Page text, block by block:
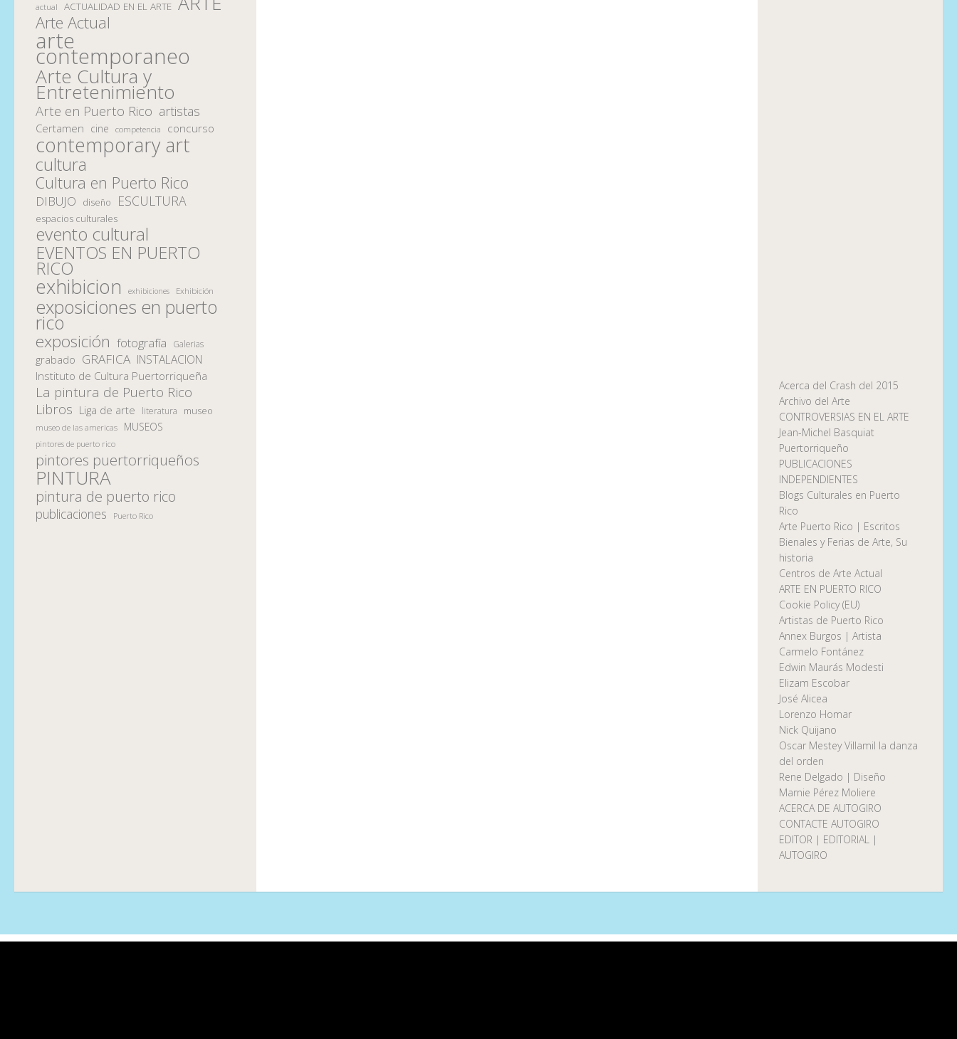
actual ACTUALIDAD EN EL ARTE
Arte Actual
arte
contemporaneo
Arte Cultura y
Entretenimiento
Arte en Puerto Rico artistas
Certamen cine competencia concurso
contemporary art
cultura
Cultura en Puerto Rico
DIBUJO diseño ESCULTURA
espacios culturales
evento cultural
EVENTOS EN PUERTO
RICO
exhibicion exhibiciones Exhibición
exposiciones en puerto
rico
exposición fotografía Galerias
grabado GRAFICA INSTALACION
Instituto de Cultura Puertorriqueña
La pintura de Puerto Rico
Libros Liga de arte literatura museo
museo de las americas MUSEOS
pintores de puerto rico
pintores puertorriqueños
PINTURA
pintura de puerto rico
publicaciones Puerto Rico
Acerca del Crash del 2015
Archivo del Arte
CONTROVERSIAS EN EL ARTE
Jean-Michel Basquiat
Puertorriqueño
PUBLICACIONES
INDEPENDIENTES
Blogs Culturales en Puerto
Rico
Arte Puerto Rico | Escritos
Bienales y Ferias de Arte, Su
historia
Centros de Arte Actual
ARTE EN PUERTO RICO
Cookie Policy (EU)
Artistas de Puerto Rico
Annex Burgos | Artista
Carmelo Fontánez
Edwin Maurás Modesti
Elizam Escobar
José Alicea
Lorenzo Homar
Nick Quijano
Oscar Mestey Villamil la danza
del orden
Rene Delgado | Diseño
Marnie Pérez Moliere
ACERCA DE AUTOGIRO
CONTACTE AUTOGIRO
EDITOR | EDITORIAL |
AUTOGIRO